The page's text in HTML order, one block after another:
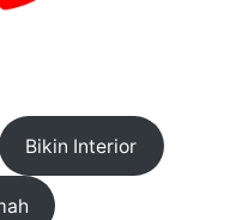
Bikin Interior